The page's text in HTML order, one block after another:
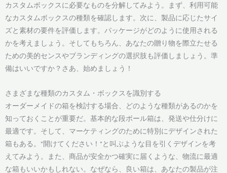
カスタムボックスに必要なものを分解してみよう。まず、利用可能
なカスタムボックスの種類を確認します。次に、製品に応じたサイ
ズと素材の要件を評価します。パッケージがどのように使用される
かを考えましょう。そしてもちろん、あなたの贈り物を際立たせる
ための美的センスやブランディングの選択肢も評価しましょう。準
備はいいですか？さあ、始めましょう！
さまざまな種類のカスタム・ボックスを識別する
オーダーメイドの箱を検討する場合、どのような種類があるのかを
知っておくことが重要だ。基本的な段ボール箱は、発送や仕分けに
最適です。そして、マーケティングのために特別にデザインされた
箱もある。"開けてください！"と叫ぶような目を引くデザインを考
えてみよう。また、商品が安全かつ確実に届くような、物流に最適
な箱もいいかもしれない。なぜなら、良い箱は、あなたの製品が注